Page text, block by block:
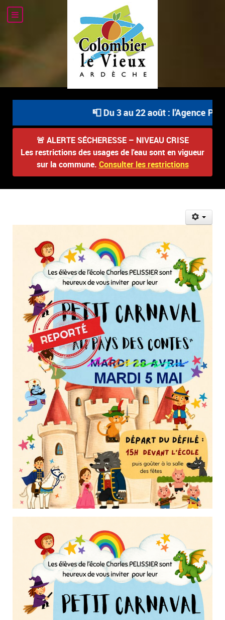
📮 Du 3 au 22 août : l'Agence
🚨 ALERTE SÉCHERESSE – NIVEAU CRISE
Les restrictions des usages de l'eau sont en vigueur
sur la commune. Consulter les restrictions